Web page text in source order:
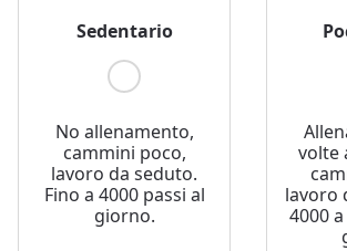
Sedentario
No allenamento,
cammini poco,
lavoro da seduto.
Fino a 4000 passi al
giorno.
volte
lavoro
4000